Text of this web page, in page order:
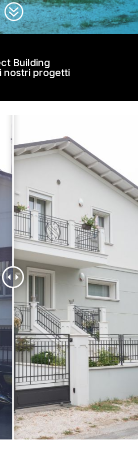
?
Building
nostri progetti